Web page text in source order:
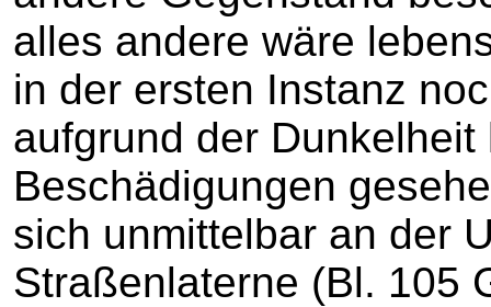
alles andere wäre
in der ersten Instanz
aufgrund der
Beschädigungen
sich unmittelbar an der
Straßenlaterne (Bl. 105